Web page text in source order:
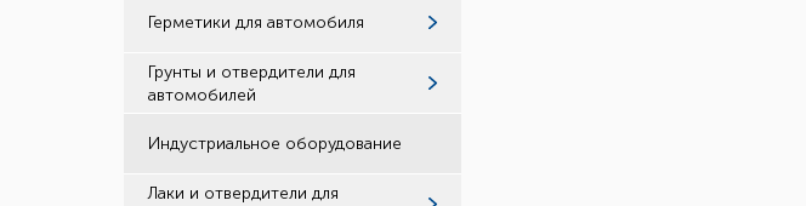
Герметики для автомобиля
Грунты и отвердители для
автомобилей
Индустриальное оборудование
Лаки и отвердители для